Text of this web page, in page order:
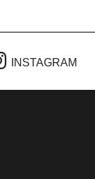
INSTAGRAM